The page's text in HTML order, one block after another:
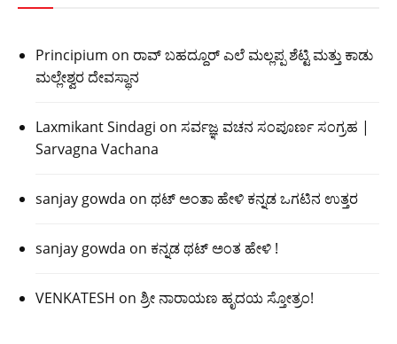
Principium on ರಾವ್ ಬಹದ್ದೂರ್ ಎಲೆ ಮಲ್ಲಪ್ಪ ಶೆಟ್ಟಿ ಮತ್ತು ಕಾಡು
ಮಲ್ಲೇಶ್ವರ ದೇವಸ್ಥಾನ
Laxmikant Sindagi on ಸರ್ವಜ್ಞ ವಚನ ಸಂಪೂರ್ಣ ಸಂಗ್ರಹ |
Sarvagna Vachana
sanjay gowda on ಥಟ್ ಅಂತಾ ಹೇಳಿ ಕನ್ನಡ ಒಗಟಿನ ಉತ್ತರ
sanjay gowda on ಕನ್ನಡ ಥಟ್ ಅಂತ ಹೇಳಿ !
VENKATESH on ಶ್ರೀ ನಾರಾಯಣ ಹೃದಯ ಸ್ತೋತ್ರಂ!